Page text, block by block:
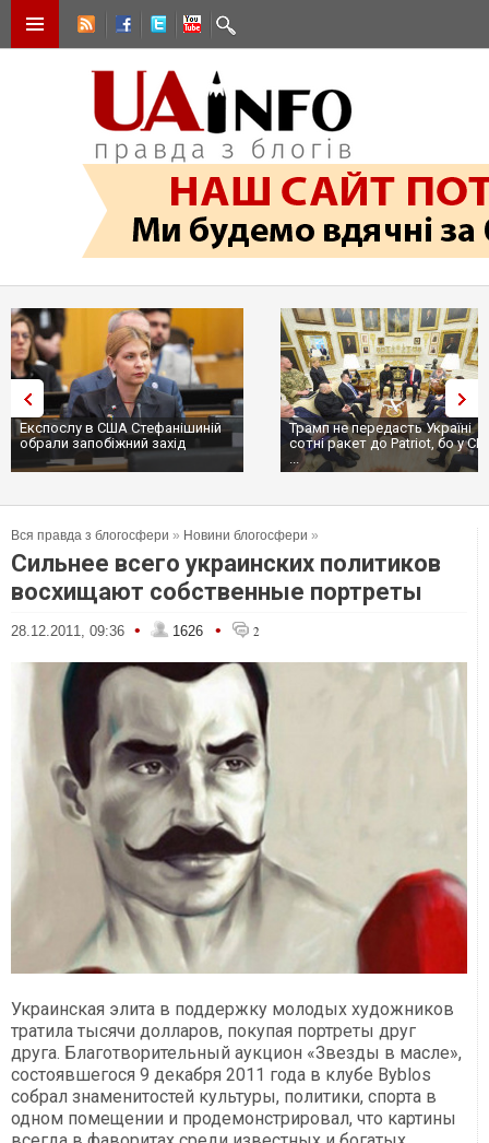
Експослу в США Стефанішиній
обрали запобіжний захід
Трамп не передасть Україні
сотні ракет до Patriot, бо у
...
Вся правда з блогосфери » Новини блогосфери »
Сильнее всего украинских политиков
восхищают собственные портреты
28.12.2011, 09:36 • 1626 • 2
Украинская элита в поддержку молодых художников
тратила тысячи долларов, покупая портреты друг
друга. Благотворительный аукцион «Звезды в масле»,
состоявшегося 9 декабря 2011 года в клубе Byblos
собрал знаменитостей культуры, политики, спорта в
одном помещении и продемонстрировал, что картины